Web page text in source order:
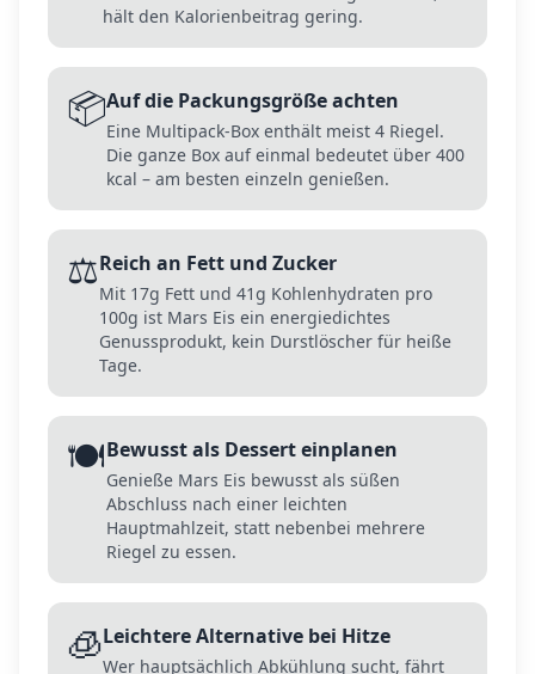
hält den Kalorienbeitrag gering.
📦Auf die Packungsgröße achten
Eine Multipack-Box enthält meist 4 Riegel.
Die ganze Box auf einmal bedeutet über 400
kcal – am besten einzeln genießen.
⚖️Reich an Fett und Zucker
Mit 17g Fett und 41g Kohlenhydraten pro
100g ist Mars Eis ein energiedichtes
Genussprodukt, kein Durstlöscher für heiße
Tage.
🍽️Bewusst als Dessert einplanen
Genieße Mars Eis bewusst als süßen
Abschluss nach einer leichten
Hauptmahlzeit, statt nebenbei mehrere
Riegel zu essen.
🧊Leichtere Alternative bei Hitze
Wer hauptsächlich Abkühlung sucht, fährt